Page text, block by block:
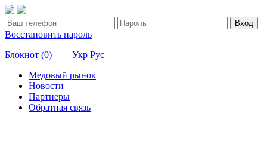
Вход
Восстановить пароль
Блокнот (0) Укр Рус
Медовый рынок
Новости
Партнеры
Обратная связь